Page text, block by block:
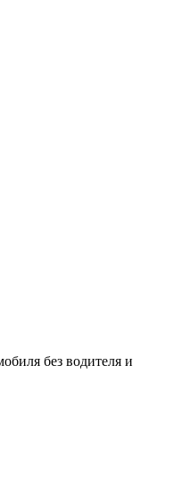
без водителя и